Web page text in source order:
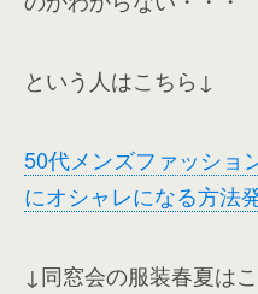
という人はこちら↓
50代メンズファッショ
にオシャレになる方法
↓同窓会の服装春夏は